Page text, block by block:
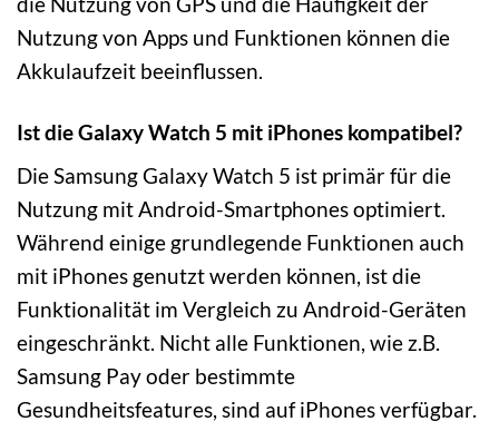
Nutzung von Apps und Funktionen können die
Akkulaufzeit beeinflussen.
Ist die Galaxy Watch 5 mit iPhones kompatibel?
Die Samsung Galaxy Watch 5 ist primär für die
Nutzung mit Android-Smartphones optimiert.
Während einige grundlegende Funktionen auch
mit iPhones genutzt werden können, ist die
Funktionalität im Vergleich zu Android-Geräten
eingeschränkt. Nicht alle Funktionen, wie z.B.
Samsung Pay oder bestimmte
Gesundheitsfeatures, sind auf iPhones verfügbar.